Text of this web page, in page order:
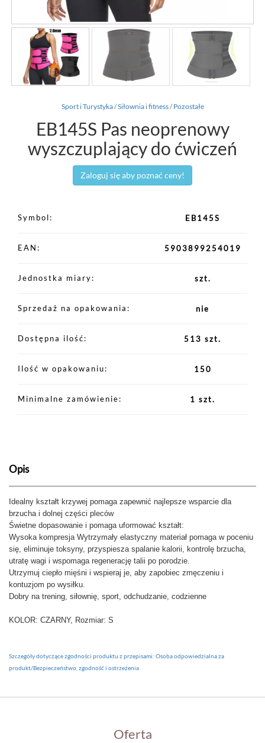
Sport i Turystyka/Siłownia i fitness/Pozostałe
EB145S Pas neoprenowy
wyszczuplający do ćwiczeń
Zaloguj się aby poznać ceny!
Symbol EB145S
EAN 5903899254019
Jednostka miary szt.
Sprzedaż na opakowania nie
Dostępna ilość 513 szt.
Ilość w opakowaniu 150
Minimalne zamówienie 1 szt.
Opis
Idealny kształt krzywej pomaga zapewnić najlepsze wsparcie dla
brzucha i dolnej części pleców
Świetne dopasowanie i pomaga uformować kształt:
Wysoka kompresja Wytrzymały elastyczny materiał pomaga w poceniu
się, eliminuje toksyny, przyspiesza spalanie kalorii, kontrolę brzucha,
utratę wagi i wspomaga regenerację talii po porodzie.
Utrzymuj ciepło mięśni i wspieraj je, aby zapobiec zmęczeniu i
kontuzjom po wysiłku.
Dobry na trening, siłownię, sport, odchudzanie, codzienne
KOLOR: CZARNY, Rozmiar: S
Szczegóły dotyczące zgodności produktu z przepisami: Osoba odpowiedzialna za
produkt/Bezpieczeństwo, zgodność i ostrzeżenia
Oferta